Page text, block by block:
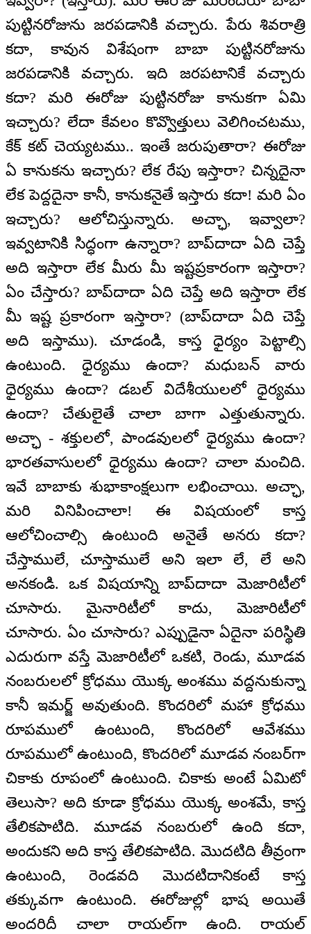
పుట్టినరోజును జరపడానికి వచ్చారు. పేరు శివరాత్రి
కదా, కావున విశేషంగా బాబా పుట్టినరోజును
జరపడానికి వచ్చారు. ఇది జరపటానికే వచ్చారు
కదా? మరి ఈరోజు పుట్టినరోజు కానుకగా ఏమి
ఇచ్చారు? లేదా కేవలం కొవ్వొత్తులు వెలిగించటము,
కేక్ కట్ చెయ్యటము.. ఇంతే జరుపుతారా? ఈరోజు
ఏ కానుకను ఇచ్చారు? లేక రేపు ఇస్తారా? చిన్నదైనా
లేక పెద్దదైనా కానీ, కానుకనైతే ఇస్తారు కదా! మరి ఏం
ఇచ్చారు? ఆలోచిస్తున్నారు. అచ్ఛా, ఇవ్వాలా?
ఇవ్వటానికి సిద్ధంగా ఉన్నారా? బాప్‌‌దాదా ఏది చెప్తే
అది ఇస్తారా లేక మీరు మీ ఇష్టప్రకారంగా ఇస్తారా?
ఏం చేస్తారు? బాప్‌‌దాదా ఏది చెప్తే అది ఇస్తారా లేక
మీ ఇష్ట ప్రకారంగా ఇస్తారా? (బాప్‌‌దాదా ఏది చెప్తే
అది ఇస్తాము). చూడండి, కాస్త ధైర్యం పెట్టాల్సి
ఉంటుంది. ధైర్యము ఉందా? మధుబన్ వారు
ధైర్యము ఉందా? డబల్ విదేశీయులలో ధైర్యము
ఉందా? చేతులైతే చాలా బాగా ఎత్తుతున్నారు.
అచ్ఛా - శక్తులలో, పాండవులలో ధైర్యము ఉందా?
భారతవాసులలో ధైర్యము ఉందా? చాలా మంచిది.
ఇవే బాబాకు శుభాకాంక్షలుగా లభించాయి. అచ్ఛా,
మరి వినిపించాలా! ఈ విషయంలో కాస్త
ఆలోచించాల్సి ఉంటుంది అనైతే అనరు కదా?
చేస్తాములే, చూస్తాములే అని ఇలా లే, లే అని
అనకండి. ఒక విషయాన్ని బాప్‌‌దాదా మెజారిటీలో
చూసారు. మైనారిటీలో కాదు, మెజారిటీలో
చూసారు. ఏం చూసారు? ఎప్పుడైనా ఏదైనా పరిస్థితి
ఎదురుగా వస్తే మెజారిటీలో ఒకటి, రెండు, మూడవ
నంబరులలో క్రోధము యొక్క అంశము వద్దనుకున్నా
కానీ ఇమర్జ్ అవుతుంది. కొందరిలో మహా క్రోధము
రూపములో ఉంటుంది, కొందరిలో ఆవేశము
రూపములో ఉంటుంది, కొందరిలో మూడవ నంబర్‌గా
చికాకు రూపంలో ఉంటుంది. చికాకు అంటే ఏమిటో
తెలుసా? అది కూడా క్రోధము యొక్క అంశమే, కాస్త
తేలికపాటిది. మూడవ నంబరులో ఉంది కదా,
అందుకని అది కాస్త తేలికపాటిది. మొదటిది తీవ్రంగా
ఉంటుంది, రెండవది మొదటిదానికంటే కాస్త
తక్కువగా ఉంటుంది. ఈరోజుల్లో భాష అయితే
అందరిదీ చాలా రాయల్‌గా ఉంది. రాయల్